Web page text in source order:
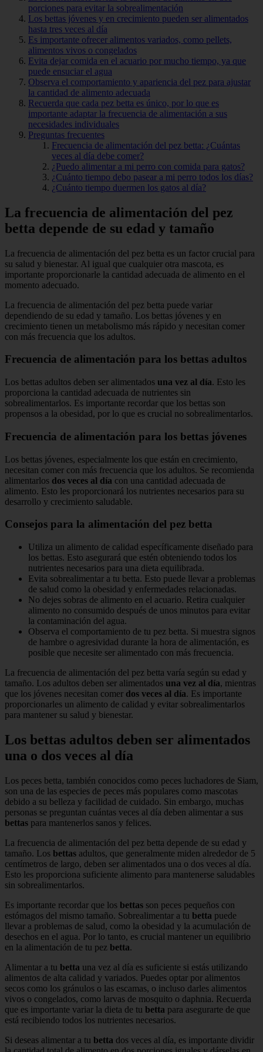
porciones para evitar la sobrealimentación
Los bettas jóvenes y en crecimiento pueden ser alimentados
hasta tres veces al día
Es importante ofrecer alimentos variados, como pellets,
alimentos vivos o congelados
Evita dejar comida en el acuario por mucho tiempo, ya que
puede ensuciar el agua
Observa el comportamiento y apariencia del pez para ajustar
la cantidad de alimento adecuada
Recuerda que cada pez betta es único, por lo que es
importante adaptar la frecuencia de alimentación a sus
necesidades individuales
Preguntas frecuentes
Frecuencia de alimentación del pez betta: ¿Cuántas
veces al día debe comer?
¿Puedo alimentar a mi perro con comida para gatos?
¿Cuánto tiempo debo pasear a mi perro todos los días?
¿Cuánto tiempo duermen los gatos al día?
La frecuencia de alimentación del pez
betta depende de su edad y tamaño
La frecuencia de alimentación del pez betta es un factor crucial para
su salud y bienestar. Al igual que cualquier otra mascota, es
importante proporcionarle la cantidad adecuada de alimento en el
momento adecuado.
La frecuencia de alimentación del pez betta puede variar
dependiendo de su edad y tamaño. Los bettas jóvenes y en
crecimiento tienen un metabolismo más rápido y necesitan comer
con más frecuencia que los adultos.
Frecuencia de alimentación para los bettas adultos
Los bettas adultos deben ser alimentados una vez al día. Esto les
proporciona la cantidad adecuada de nutrientes sin
sobrealimentarlos. Es importante recordar que los bettas son
propensos a la obesidad, por lo que es crucial no sobrealimentarlos.
Frecuencia de alimentación para los bettas jóvenes
Los bettas jóvenes, especialmente los que están en crecimiento,
necesitan comer con más frecuencia que los adultos. Se recomienda
alimentarlos dos veces al día con una cantidad adecuada de
alimento. Esto les proporcionará los nutrientes necesarios para su
desarrollo y crecimiento saludable.
Consejos para la alimentación del pez betta
Utiliza un alimento de calidad específicamente diseñado para
los bettas. Esto asegurará que estén obteniendo todos los
nutrientes necesarios para una dieta equilibrada.
Evita sobrealimentar a tu betta. Esto puede llevar a problemas
de salud como la obesidad y enfermedades relacionadas.
No dejes sobras de alimento en el acuario. Retira cualquier
alimento no consumido después de unos minutos para evitar
la contaminación del agua.
Observa el comportamiento de tu pez betta. Si muestra signos
de hambre o agresividad durante la hora de alimentación, es
posible que necesite ser alimentado con más frecuencia.
La frecuencia de alimentación del pez betta varía según su edad y
tamaño. Los adultos deben ser alimentados una vez al día, mientras
que los jóvenes necesitan comer dos veces al día. Es importante
proporcionarles un alimento de calidad y evitar sobrealimentarlos
para mantener su salud y bienestar.
Los bettas adultos deben ser alimentados
una o dos veces al día
Los peces betta, también conocidos como peces luchadores de Siam,
son una de las especies de peces más populares como mascotas
debido a su belleza y facilidad de cuidado. Sin embargo, muchas
personas se preguntan cuántas veces al día deben alimentar a sus
bettas para mantenerlos sanos y felices.
La frecuencia de alimentación del pez betta depende de su edad y
tamaño. Los bettas adultos, que generalmente miden alrededor de 5
centímetros de largo, deben ser alimentados una o dos veces al día.
Esto les proporciona suficiente alimento para mantenerse saludables
sin sobrealimentarlos.
Es importante recordar que los bettas son peces pequeños con
estómagos del mismo tamaño. Sobrealimentar a tu betta puede
llevar a problemas de salud, como la obesidad y la acumulación de
desechos en el agua. Por lo tanto, es crucial mantener un equilibrio
en la alimentación de tu pez betta.
Alimentar a tu betta una vez al día es suficiente si estás utilizando
alimentos de alta calidad y variados. Puedes optar por alimentos
secos como los gránulos o las escamas, o incluso darles alimentos
vivos o congelados, como larvas de mosquito o daphnia. Recuerda
que es importante variar la dieta de tu betta para asegurarte de que
está recibiendo todos los nutrientes necesarios.
Si deseas alimentar a tu betta dos veces al día, es importante dividir